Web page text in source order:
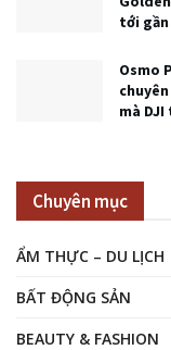
tới gần
Osmo
mà
Chuyên mục
ẨM THỰC – DU LỊCH
BẤT ĐỘNG SẢN
BEAUTY & FASHION